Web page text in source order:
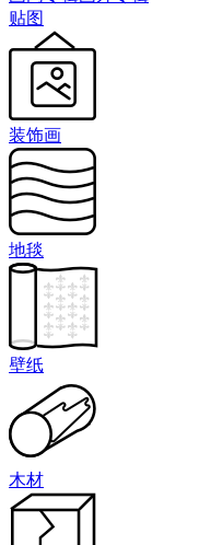
贴图
装饰画
地毯
壁纸
木材